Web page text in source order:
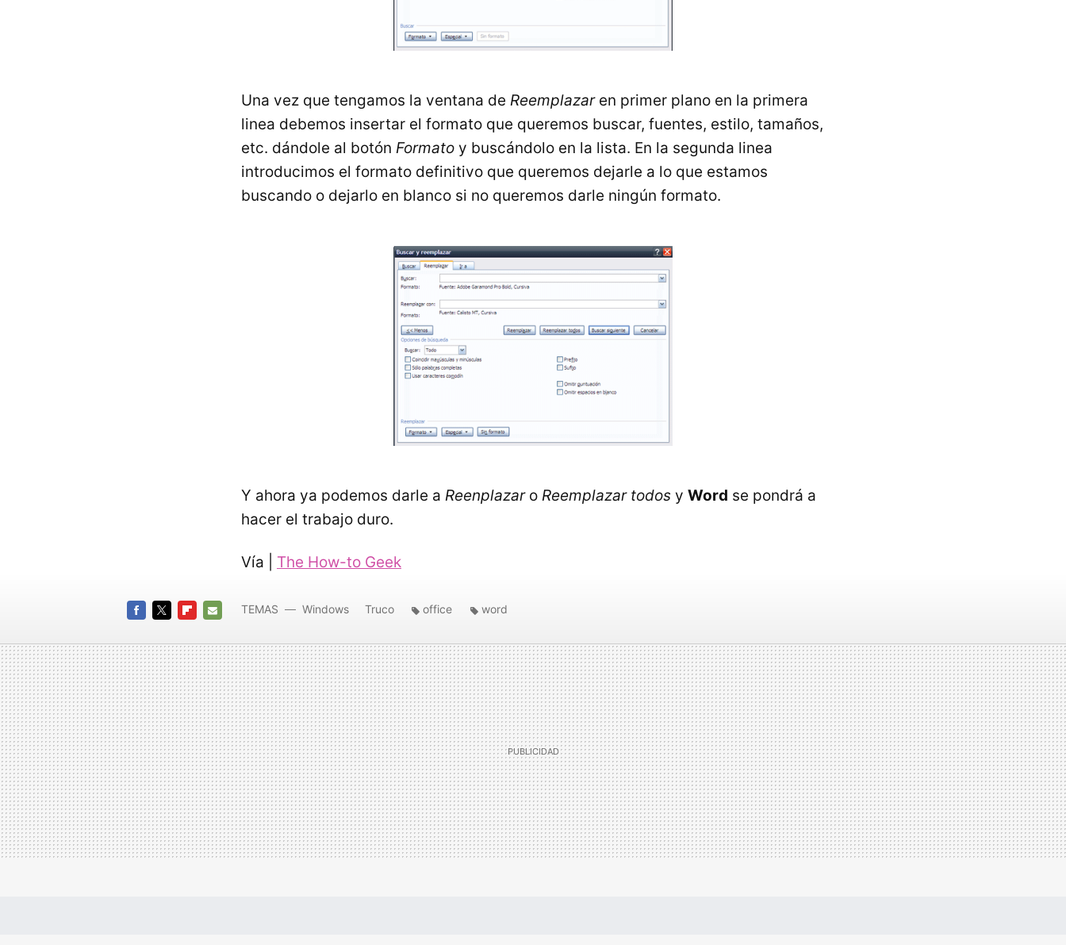
Una vez que tengamos la ventana de Reemplazaren primer plano en la primera
linea debemos insertar el formato que queremos buscar, fuentes, estilo, tamaños,
etc. dándole al botón Formato y buscándolo en la lista. En la segunda linea
introducimos el formato definitivo que queremos dejarle a lo que estamos
buscando o dejarlo en blanco si no queremos darle ningún formato.
Y ahora ya podemos darle a Reenplazaro Reemplazar todos y Word se pondrá a
hacer el trabajo duro.
Vía | The How-to Geek
MAIL
TEMAS Windows Truco office word